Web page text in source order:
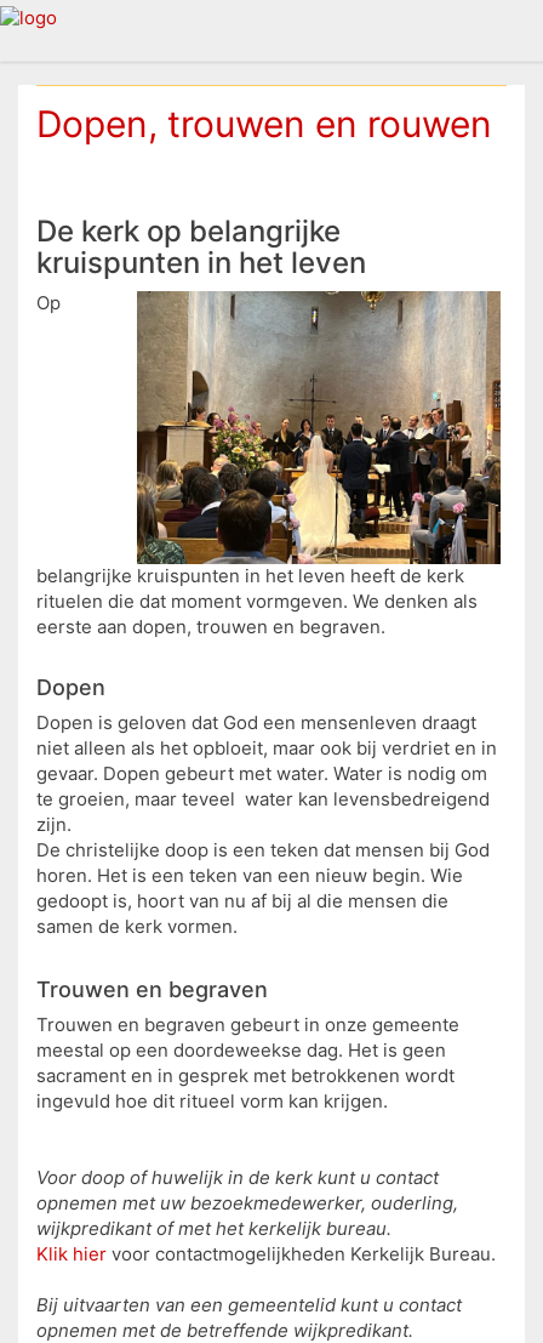
Dopen, trouwen en rouwen
De kerk op belangrijke
kruispunten in het leven
Op
belangrijke kruispunten in het leven heeft de kerk
rituelen die dat moment vormgeven. We denken als
eerste aan dopen, trouwen en begraven.
Dopen
Dopen is geloven dat God een mensenleven draagt
niet alleen als het opbloeit, maar ook bij verdriet en in
gevaar. Dopen gebeurt met water. Water is nodig om
te groeien, maar teveel water kan levensbedreigend
zijn.
De christelijke doop is een teken dat mensen bij God
horen. Het is een teken van een nieuw begin. Wie
gedoopt is, hoort van nu af bij al die mensen die
samen de kerk vormen.
Trouwen en begraven
Trouwen en begraven gebeurt in onze gemeente
meestal op een doordeweekse dag. Het is geen
sacrament en in gesprek met betrokkenen wordt
ingevuld hoe dit ritueel vorm kan krijgen.
Voor doop of huwelijk in de kerk kunt u contact
opnemen met uw bezoekmedewerker, ouderling,
wijkpredikant of met het kerkelijk bureau.
Klik hier voor contactmogelijkheden Kerkelijk Bureau.
Bij uitvaarten van een gemeentelid kunt u contact
opnemen met de betreffende wijkpredikant.